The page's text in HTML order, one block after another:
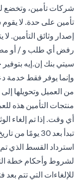
شركات تأمين، وتخضع
تأمين على حدة. لا يقوم
إصدار وثائق التأمين.
رفض أي طلب و / أو
سيتي بنك إن.إيه بتوفير
وإنما يوفر فقط خدمة
من العميل وتحويلها
منتجات التأمين هذه
أي وقت. إذا تم إلغاء
تبدأ بعد 30
استرداد القسط الذي
لشروط وأحكام خطة
للإلغاءات التي تتم بعد